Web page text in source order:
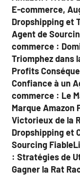
E-commerce,
Dropshipping et
Agent de
commerce :
Triomphez dans
Profits
Confiance à un
commerce : Le
Marque Amazon
Victorieux de la
Dropshipping et
Sourcing
: Stratégies de
Gagner la Rat